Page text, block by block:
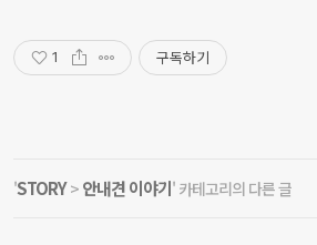
1 구독하기
'STORY> 안내견 이야기' 카테고리의 다른 글